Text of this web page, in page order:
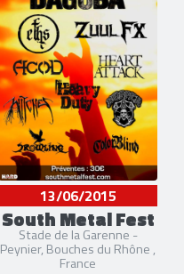
13/06/2015
South Metal Fest
Stade de la Garenne -
Peynier, Bouches du Rhône ,
France